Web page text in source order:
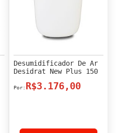
Desumidificador De Ar
Desidrat New Plus 150
R$3.176,00